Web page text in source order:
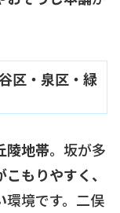
区・泉区・緑
陵地帯。坂が多
もりやすく、
環境です。二俣